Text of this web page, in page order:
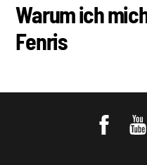
Warum ich
Fenris